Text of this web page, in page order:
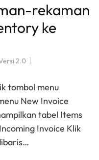
rekaman
ke
2.0
tombol menu
New Invoice
tabel Items
Invoice Klik